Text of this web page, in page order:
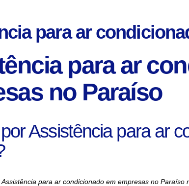
para ar
para ar
no Paraíso
Assistência para ar
para ar condicionado em empresas no Paraíso